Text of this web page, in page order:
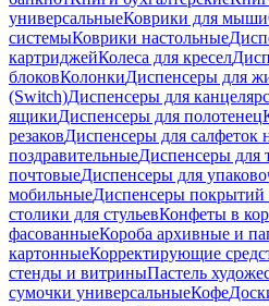
универсальныеКоврики для мыши
системыКоврики настольные
картриджейКолеса для кресел
блоковКолонкиДиспенсеры для
(Switch)Диспенсеры для
ящикиДиспенсеры для полотенец
резаковДиспенсеры для салфеток
поздравительныеДиспенсеры для
почтовыеДиспенсеры для
мобильныеДиспенсеры покрытий
столики для стульевКонфеты в
фасованныеКороба архивные и
картонныеКорректирующие
стенды и витриныПастель
сумочки универсальныеКофе